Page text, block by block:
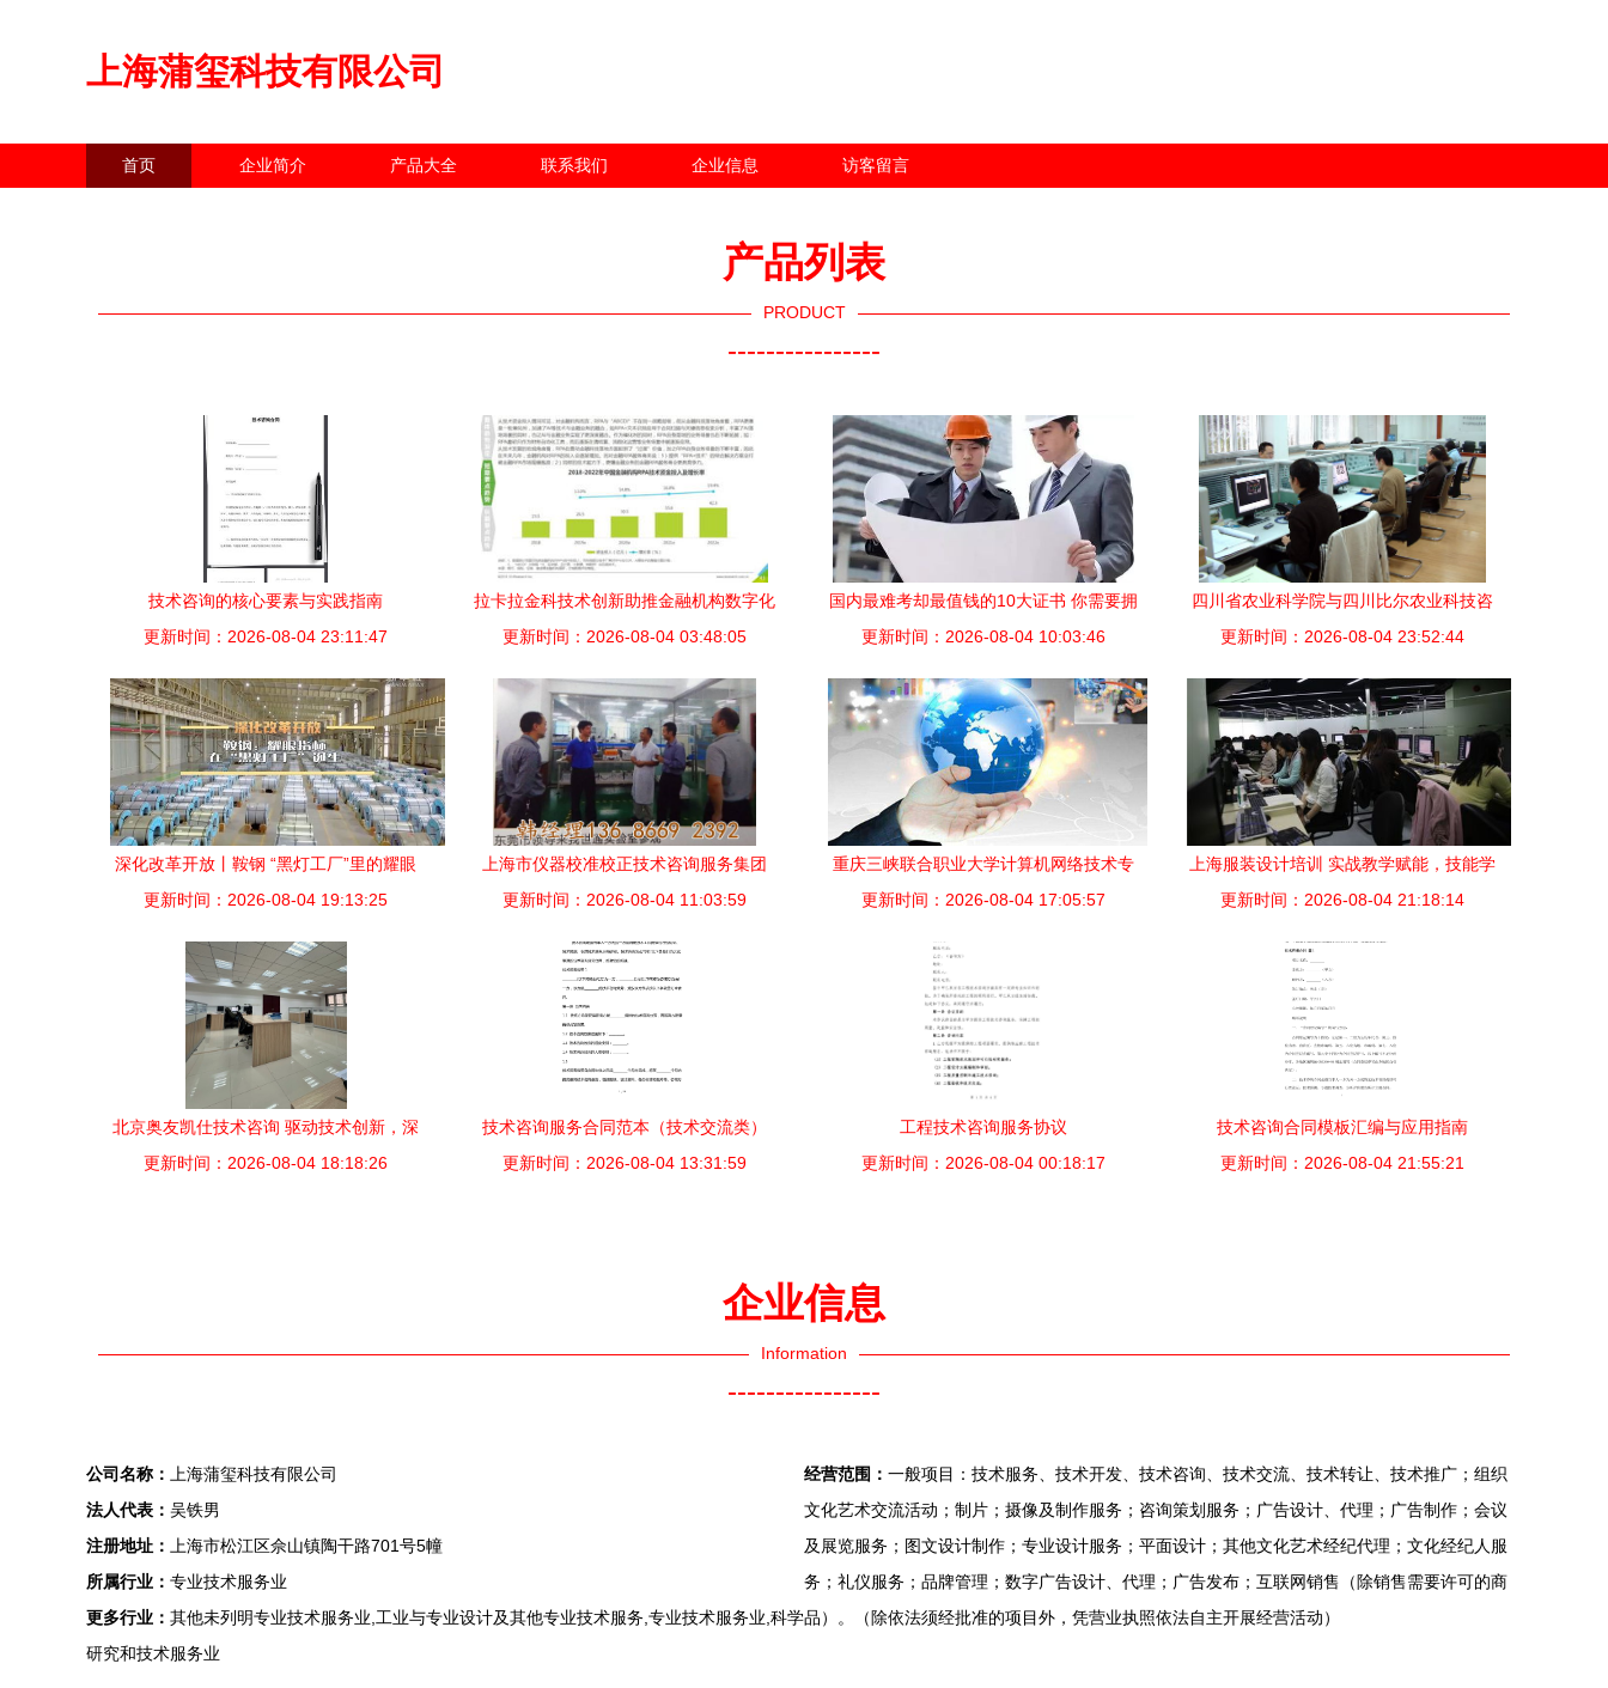
上海蒲玺科技有限公司
首页 企业简介 产品大全 联系我们 企业信息 访客留言
产品列表
PRODUCT
----------------
技术咨询的核心要素与实践指南
更新时间：2026-08-04 23:11:47
拉卡拉金科技术创新助推金融机构数字化
转型技术交流实践
更新时间：2026-08-04 03:48:05
国内最难考却最值钱的10大证书 你需要拥
有其中之一（技术咨询师必读）
更新时间：2026-08-04 10:03:46
四川省农业科学院与四川比尔农业科技咨
询中心技术咨询服务解析
更新时间：2026-08-04 23:52:44
深化改革开放丨鞍钢 “黑灯工厂”里的耀眼
指标与技术咨询新动力
更新时间：2026-08-04 19:13:25
上海市仪器校准校正技术咨询服务集团
2021年技术交流展望
更新时间：2026-08-04 11:03:59
重庆三峡联合职业大学计算机网络技术专
业探析与技术交流
更新时间：2026-08-04 17:05:57
上海服装设计培训 实战教学赋能，技能学
历与就业全方位护航
更新时间：2026-08-04 21:18:14
北京奥友凯仕技术咨询 驱动技术创新，深
化行业交流
更新时间：2026-08-04 18:18:26
技术咨询服务合同范本（技术交流类）
更新时间：2026-08-04 13:31:59
工程技术咨询服务协议
更新时间：2026-08-04 00:18:17
技术咨询合同模板汇编与应用指南
更新时间：2026-08-04 21:55:21
企业信息
Information
----------------
公司名称：
上海蒲玺科技有限公司
法人代表： 吴铁男
注册地址：
上海市松江区佘山镇陶干路701号5幢
所属行业： 专业技术服务业
更多行业： 其他未列明专业技术服务业,工业与专业设计及其他专业技术服务,专业技术服务业,科学
研究和技术服务业
经营范围： 一般项目：技术服务、技术开发、技术咨询、技术交流、技术转让、技术推广；组织
文化艺术交流活动；制片；摄像及制作服务；咨询策划服务；广告设计、代理；广告制作；会议
及展览服务；图文设计制作；专业设计服务；平面设计；其他文化艺术经纪代理；文化经纪人服
务；礼仪服务；品牌管理；数字广告设计、代理；广告发布；互联网销售（除销售需要许可的商
品）。（除依法须经批准的项目外，凭营业执照依法自主开展经营活动）